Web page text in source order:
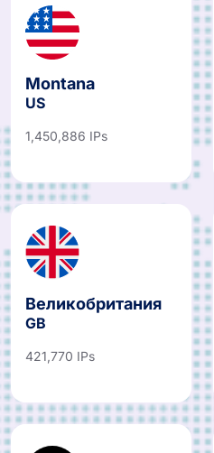
Montana
US
1,450,886 IPs
Великобритания
GB
421,770 IPs